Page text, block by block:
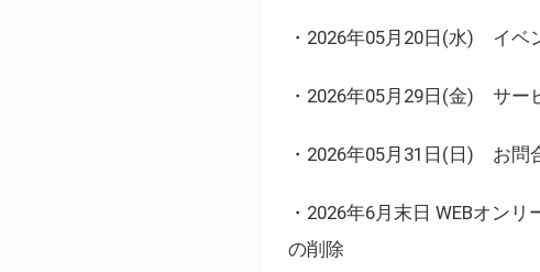
・2026年05月20日(水) イベ
・2026年05月29日(金) サー
・2026年05月31日(日) お問
・2026年6月末日 WEBオン
の削除